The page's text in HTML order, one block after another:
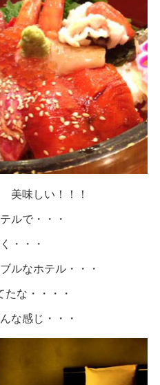
味しい！！！
ルで・・・
・・・
ルなホテル・・・
な・・・・
な感じ・・・